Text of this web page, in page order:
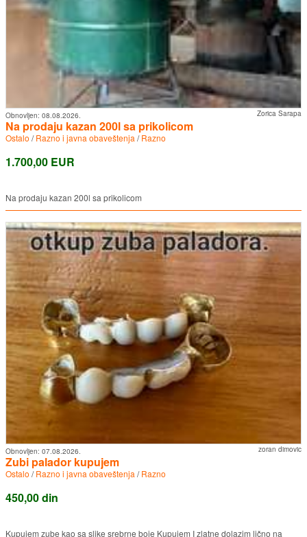
Zorica Sarapa
Obnovljen: 08.08.2026.
Na prodaju kazan 200l sa prikolicom
Ostalo /Razno i javna obaveštenja /Razno
1.700,00 EUR
Na prodaju kazan 200l sa prikolicom
zoran dimovic
Obnovljen: 07.08.2026.
Zubi palador kupujem
Ostalo /Razno i javna obaveštenja /Razno
450,00 din
Kupujem zube kao sa slike srebrne boje Kupujem I zlatne dolazim lično na